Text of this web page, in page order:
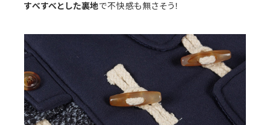
すべすべとした裏地で不快感も無さそう！